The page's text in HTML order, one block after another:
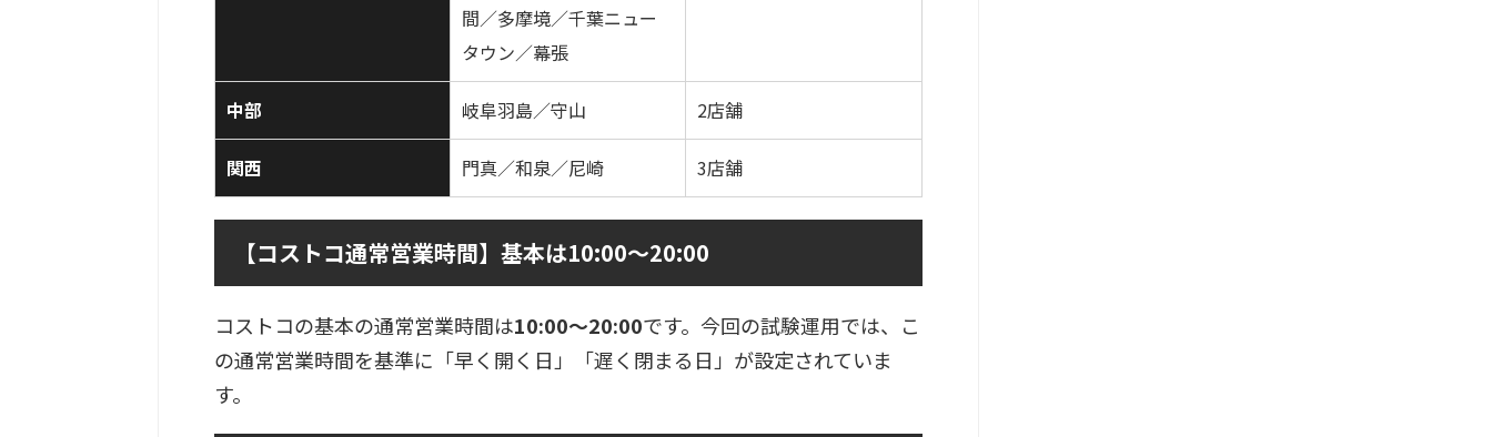
間／多摩境／千葉ニュー
タウン／幕張
中部 岐阜羽島／守山 2店舗
関西 門真／和泉／尼崎 3店舗
【コストコ通常営業時間】基本は10:00〜20:00
コストコの基本の通常営業時間は10:00〜20:00です。今回の試験運用では、こ
の通常営業時間を基準に「早く開く日」「遅く閉まる日」が設定されていま
す。